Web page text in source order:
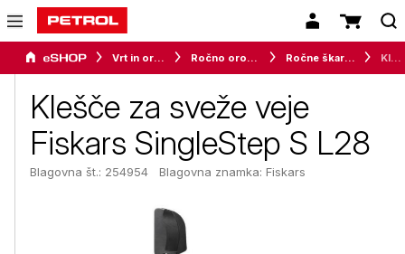
Vrt in orodje Ročno orodje za vrt in okolico Ročne škarje in žage
Klešče za sveže veje
Fiskars SingleStep S L28
Blagovna št.: 254954 Blagovna znamka: Fiskars